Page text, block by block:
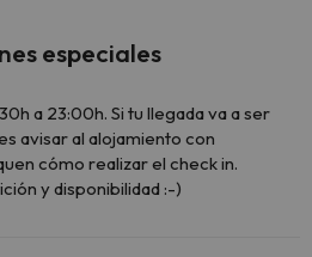
especiales
a 23:00h. Si tu llegada va a ser
avisar al alojamiento con
cómo realizar el check in.
y disponibilidad :-)